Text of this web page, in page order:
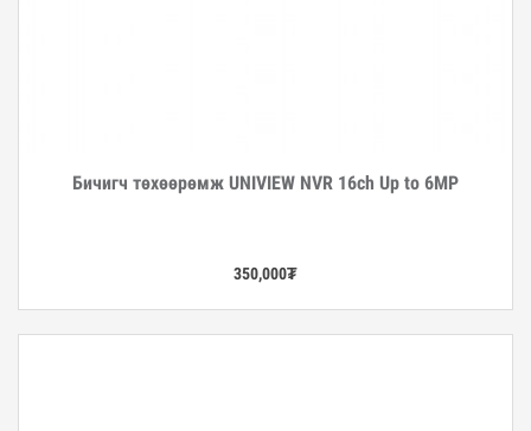
Дэлгэрэнгүй
Бичигч төхөөрөмж UNIVIEW NVR 16ch Up to 6MP
350,000₮